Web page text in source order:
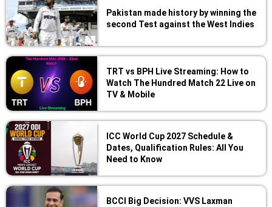
Pakistan made history by winning the
second Test against the West Indies
TRT vs BPH Live Streaming: How to
Watch The Hundred Match 22 Live on
TV & Mobile
ICC World Cup 2027 Schedule &
Dates, Qualification Rules: All You
Need to Know
BCCI Big Decision: VVS Laxman